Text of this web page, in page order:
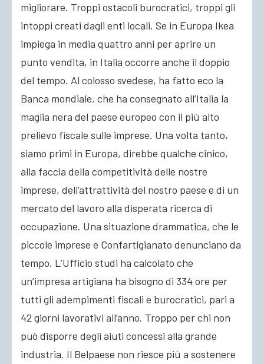
migliorare. Troppi ostacoli burocratici, troppi gli
intoppi creati dagli enti locali. Se in Europa Ikea
impiega in media quattro anni per aprire un
punto vendita, in Italia occorre anche il doppio
del tempo. Al colosso svedese, ha fatto eco la
Banca mondiale, che ha consegnato all’Italia la
maglia nera del paese europeo con il più alto
prelievo fiscale sulle imprese. Una volta tanto,
siamo primi in Europa, direbbe qualche cinico,
alla faccia della competitività delle nostre
imprese, dell’attrattività del nostro paese e di un
mercato del lavoro alla disperata ricerca di
occupazione. Una situazione drammatica, che le
piccole imprese e Confartigianato denunciano da
tempo. L’Ufficio studi ha calcolato che
un’impresa artigiana ha bisogno di 334 ore per
tutti gli adempimenti fiscali e burocratici, pari a
42 giorni lavorativi all’anno. Troppo per chi non
può disporre degli aiuti concessi alla grande
industria. Il Belpaese non riesce più a sostenere